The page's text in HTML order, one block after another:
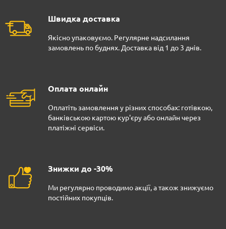
Швидка доставка
Якісно упаковуємо. Регулярне надсилання
замовлень по буднях. Доставка від 1 до 3 днів.
Оплата онлайн
Оплатіть замовлення у різних способах: готівкою,
банківською картою кур'єру або онлайн через
платіжні сервіси.
Знижки до -30%
Ми регулярно проводимо акції, а також знижуємо
постійних покупців.